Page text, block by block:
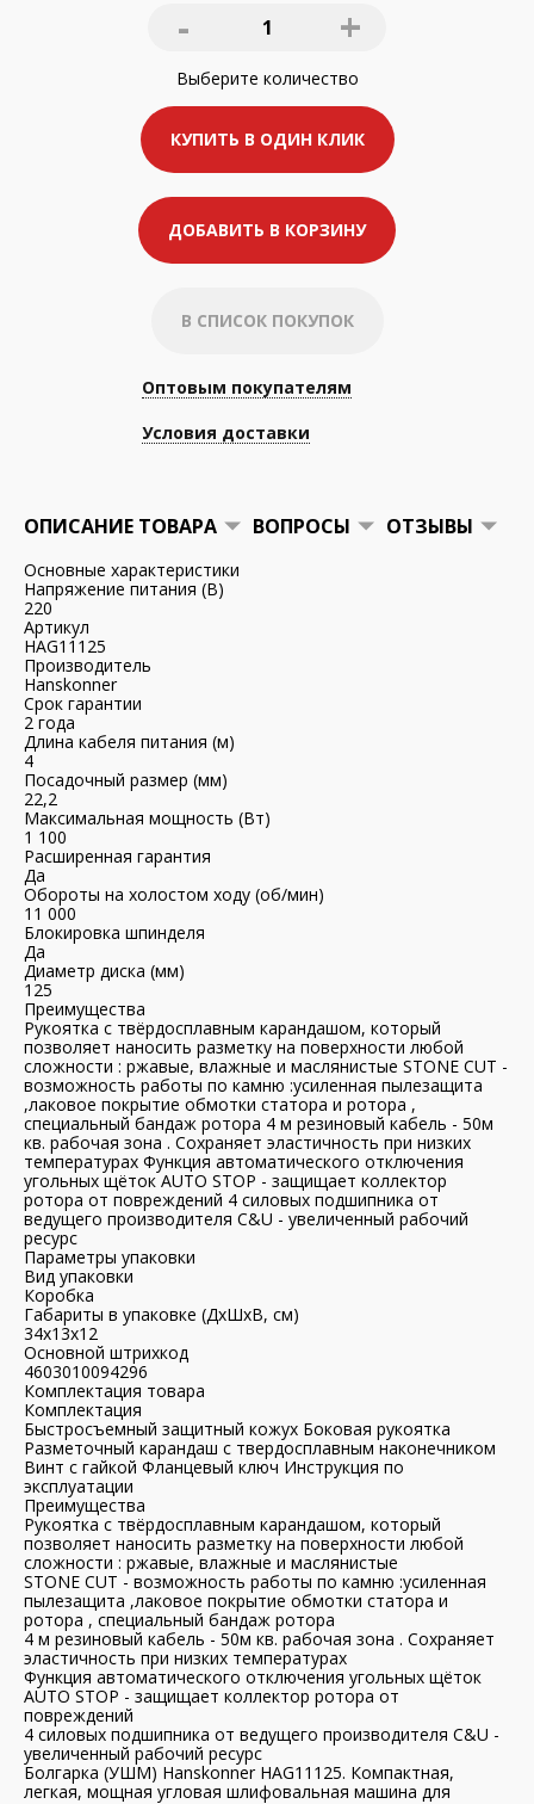
- 1 +
Выберите количество
КУПИТЬ В ОДИН КЛИК
ДОБАВИТЬ В КОРЗИНУ
В СПИСОК ПОКУПОК
Оптовым покупателям
Условия доставки
ОПИСАНИЕ ТОВАРА ВОПРОСЫ ОТЗЫВЫ
Основные характеристики
Напряжение питания (В)
220
Артикул
HAG11125
Производитель
Hanskonner
Срок гарантии
2 года
Длина кабеля питания (м)
4
Посадочный размер (мм)
22,2
Максимальная мощность (Вт)
1 100
Расширенная гарантия
Да
Обороты на холостом ходу (об/мин)
11 000
Блокировка шпинделя
Да
Диаметр диска (мм)
125
Преимущества
Рукоятка с твёрдосплавным карандашом, который
позволяет наносить разметку на поверхности любой
сложности : ржавые, влажные и маслянистые STONE CUT -
возможность работы по камню :усиленная пылезащита
,лаковое покрытие обмотки статора и ротора ,
специальный бандаж ротора 4 м резиновый кабель - 50м
кв. рабочая зона . Сохраняет эластичность при низких
температурах Функция автоматического отключения
угольных щёток AUTO STOP - защищает коллектор
ротора от повреждений 4 силовых подшипника от
ведущего производителя C&U - увеличенный рабочий
ресурс
Параметры упаковки
Вид упаковки
Коробка
Габариты в упаковке (ДхШхВ, см)
34x13x12
Основной штрихкод
4603010094296
Комплектация товара
Комплектация
Быстросъемный защитный кожух Боковая рукоятка
Разметочный карандаш с твердосплавным наконечником
Винт с гайкой Фланцевый ключ Инструкция по
эксплуатации
Преимущества
Рукоятка с твёрдосплавным карандашом, который
позволяет наносить разметку на поверхности любой
сложности : ржавые, влажные и маслянистые
STONE CUT - возможность работы по камню :усиленная
пылезащита ,лаковое покрытие обмотки статора и
ротора , специальный бандаж ротора
4 м резиновый кабель - 50м кв. рабочая зона . Сохраняет
эластичность при низких температурах
Функция автоматического отключения угольных щёток
AUTO STOP - защищает коллектор ротора от
повреждений
4 силовых подшипника от ведущего производителя C&U -
увеличенный рабочий ресурс
Болгарка (УШМ) Hanskonner HAG11125. Компактная,
легкая, мощная угловая шлифовальная машина для